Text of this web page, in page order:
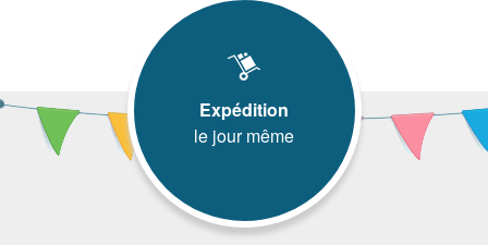
Expédition
le jour même